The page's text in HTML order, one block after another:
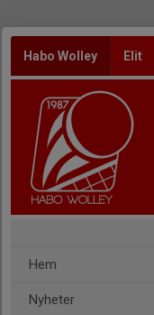
Habo Wolley Elit
Hem
Nyheter